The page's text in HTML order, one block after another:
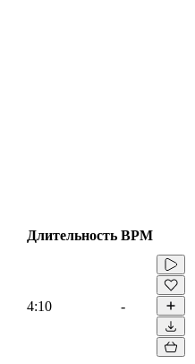
Длительность BPM
4:10 -